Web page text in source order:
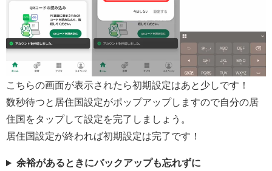
こちらの画面が表示されたら初期設定はあと少しです！
数秒待つと居住国設定がポップアップしますので自分の居
住国をタップして設定を完了しましょう。
居住国設定が終われば初期設定は完了です！
余裕があるときにバックアップも忘れずに